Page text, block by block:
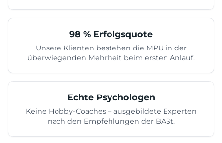
98 % Erfolgsquote
Unsere Klienten bestehen die MPU in der
überwiegenden Mehrheit beim ersten Anlauf.
Echte Psychologen
Keine Hobby-Coaches – ausgebildete Experten
nach den Empfehlungen der BASt.